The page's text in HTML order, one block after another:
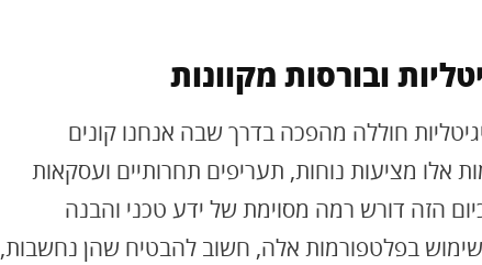
ובורסות מקוונות
חוללה מהפכה בדרך שבה אנחנו קונים
אלו מציעות נוחות, תעריפים תחרותיים ועסקאות
הזה דורש רמה מסוימת של ידע טכני והבנה
בפלטפורמות אלה, חשוב להבטיח שהן נחשבות,